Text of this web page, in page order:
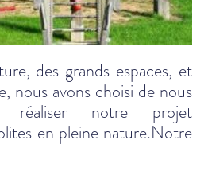
des grands espaces, et
nous avons choisi de nous
notre projet
en pleine nature.Notre